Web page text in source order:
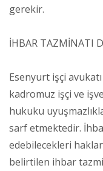
gerekir.
İHBAR TAZMİNATI
Esenyurt işçi
kadromuz işçi ve
hukuku
sarf etmektedir.
edebilecekleri
belirtilen ihbar